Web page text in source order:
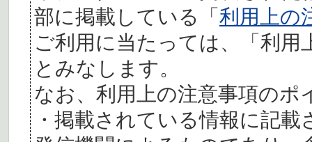
部に掲載している「利用上の
ご利用に当たっては、「利
とみなします。
なお、利用上の注意事項の
・掲載されている情報に記